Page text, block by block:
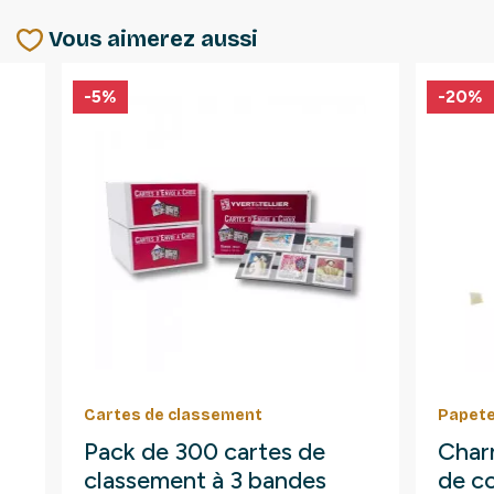
Vous aimerez aussi
Cartes de classement
Pack de 300 cartes de
classement à 3 bandes
-5%
de
-20%